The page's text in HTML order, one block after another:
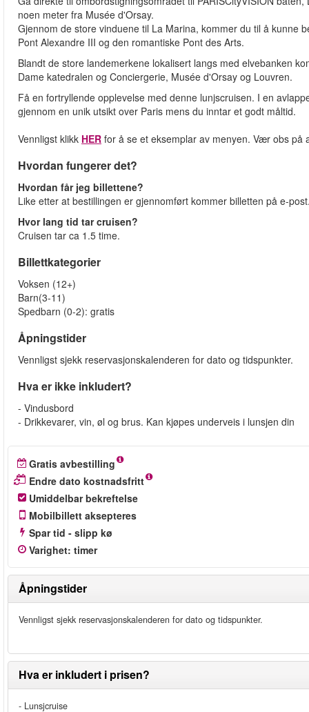
noen meter fra Musée d'Orsay.
Gjennom de store vinduene til La Marina, kommer du til å kunne
Pont Alexandre III og den romantiske Pont des Arts.
Blandt de store landemerkene lokalisert langs med elvebanken
Dame katedralen og Conciergerie, Musée d'Orsay og Louvren.
Få en fortryllende opplevelse med denne lunjscruisen. I en
gjennom en unik utsikt over Paris mens du inntar et godt måltid.
Vennligst klikk HER for å se et eksemplar av menyen. Vær obs på
Hvordan fungerer det?
Hvordan får jeg billettene?
Like etter at bestillingen er gjennomført kommer billetten på e-
Hvor lang tid tar cruisen?
Cruisen tar ca 1.5 time.
Billettkategorier
Voksen (12+)
Barn(3-11)
Spedbarn (0-2): gratis
Åpningstider
Vennligst sjekk reservasjonskalenderen for dato og tidspunkter.
Hva er ikke inkludert?
- Vindusbord
- Drikkevarer, vin, øl og brus. Kan kjøpes underveis i lunsjen din
Gratis avbestilling
Endre dato kostnadsfritt
Umiddelbar bekreftelse
Mobilbillett aksepteres
Spar tid - slipp kø
Varighet: timer
Åpningstider
Vennligst sjekk reservasjonskalenderen for dato og tidspunkter.
Hva er inkludert i prisen?
- Lunsjcruise